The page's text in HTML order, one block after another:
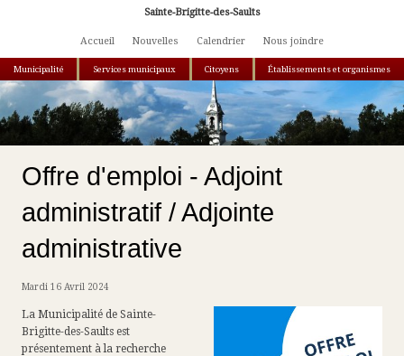
Aller au contenu principalSainte-Brigitte-des-Saults
Accueil Nouvelles Calendrier Nous joindre
Municipalité Services municipaux Citoyens Établissements et organismes
Vous êtes ici
Offre d'emploi - Adjoint
administratif / Adjointe
administrative
Mardi 16 Avril 2024
La Municipalité de Sainte-
Brigitte-des-Saults est
présentement à la recherche